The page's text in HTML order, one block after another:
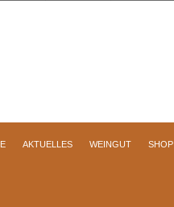
AKTUELLES WEINGUT SHOP